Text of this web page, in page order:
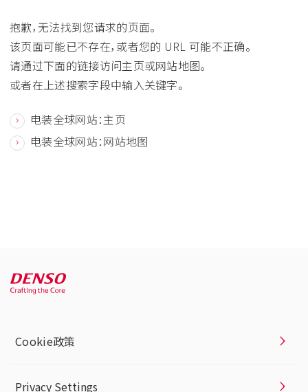
抱歉，无法找到您请求的页面。
该页面可能已不存在，或者您的 URL 可能不正确。
请通过下面的链接访问主页或网站地图。
或者在上述搜索字段中输入关键字。
电装全球网站：主页
电装全球网站：网站地图
Cookie政策
Privacy Settings